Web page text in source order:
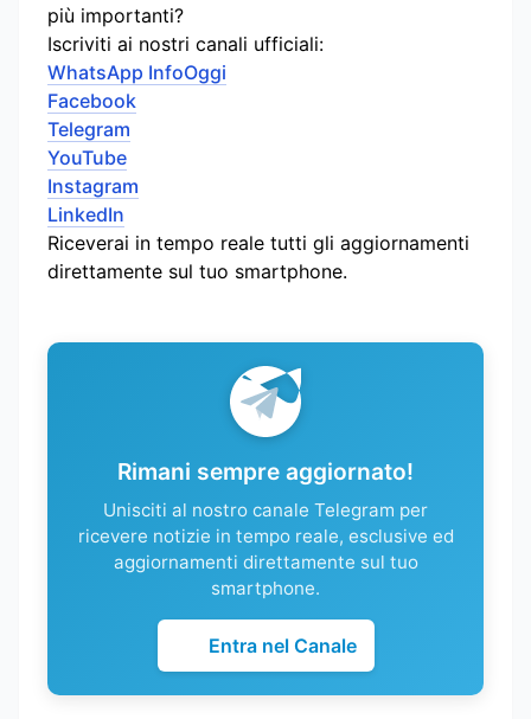
più importanti?
Iscriviti ai nostri canali ufficiali:
WhatsApp InfoOggi
Facebook
Telegram
YouTube
Instagram
LinkedIn
Riceverai in tempo reale tutti gli aggiornamenti
direttamente sul tuo smartphone.
Rimani sempre aggiornato!
Unisciti al nostro canale Telegram per
ricevere notizie in tempo reale, esclusive ed
aggiornamenti direttamente sul tuo
smartphone.
Entra nel Canale